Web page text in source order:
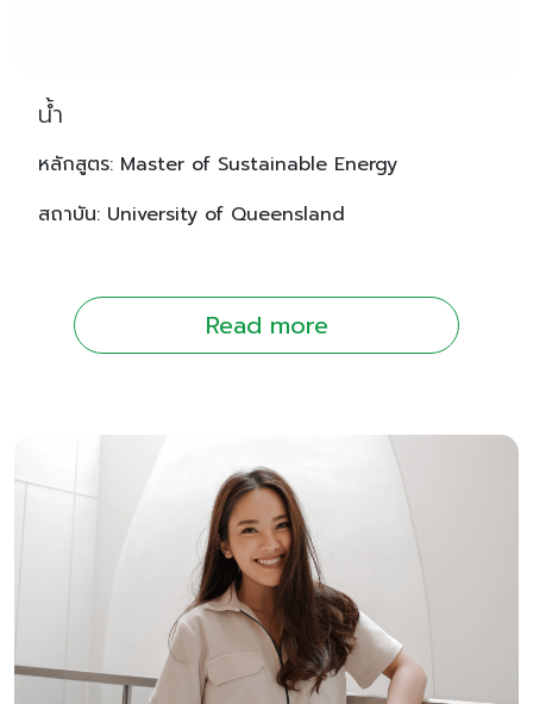
น้ำ
หลักสูตร: Master of Sustainable Energy
สถาบัน: University of Queensland
Read more